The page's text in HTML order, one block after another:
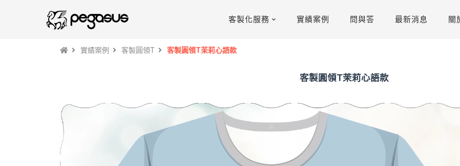
客製化服務 實績案例 問與答 最新消息 關
實績案例 客製圓領T 客製圓領T茉莉心語款
客製圓領T茉莉心語款